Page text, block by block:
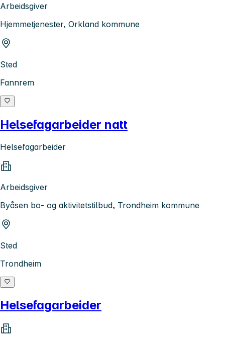
Arbeidsgiver
Hjemmetjenester, Orkland kommune
Sted
Fannrem
Helsefagarbeider natt
Helsefagarbeider
Arbeidsgiver
Byåsen bo- og aktivitetstilbud, Trondheim kommune
Sted
Trondheim
Helsefagarbeider